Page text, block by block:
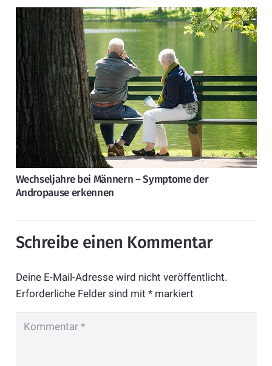
Wechseljahre bei Männern – Symptome der
Andropause erkennen
Schreibe einen Kommentar
Deine E-Mail-Adresse wird nicht veröffentlicht.
Erforderliche Felder sind mit *markiert